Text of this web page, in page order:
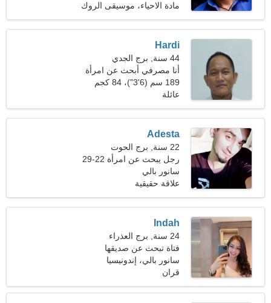
(174 رطلا)
مادة الاحياء، موسيقى الروك
آند رول
Hardi
44 سنة, برج الجدي
أنا مصرفي أبحث عن امرأة
مغرية
189 سم (6'3")، 84 كجم
(185 رطلا)
عائلة
Adesta
22 سنة, برج الحوت
رجل يبحث عن امرأة 22-29
سانور بالي
علاقة حقيقية
Indah
24 سنة, برج العذراء
فتاة تبحث عن صديقها
سانور بالي، إندونيسيا
قران